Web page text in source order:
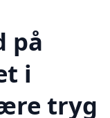
på
i
tryg